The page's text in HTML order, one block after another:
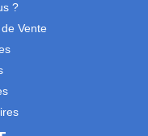
?
Vente